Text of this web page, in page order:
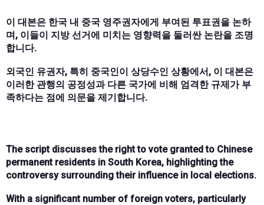
이 대본은 한국 내 중국 영주권자에게 부여된 투표권을 논하
며, 이들이 지방 선거에 미치는 영향력을 둘러싼 논란을 조명
합니다.
외국인 유권자, 특히 중국인이 상당수인 상황에서, 이 대본은
이러한 관행의 공정성과 다른 국가에 비해 엄격한 규제가 부
족하다는 점에 의문을 제기합니다.
The script discusses the right to vote granted to Chinese
permanent residents in South Korea, highlighting the
controversy surrounding their influence in local elections.
With a significant number of foreign voters, particularly